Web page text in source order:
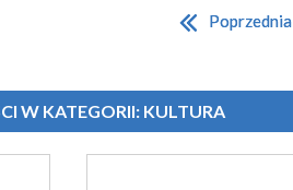
Poprzednia
W KATEGORII: KULTURA